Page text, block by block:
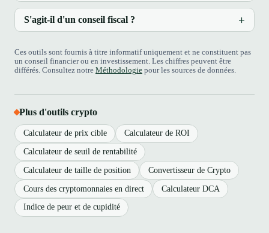
S'agit-il d'un conseil fiscal ?
Ces outils sont fournis à titre informatif uniquement et ne constituent pas
un conseil financier ou en investissement. Les chiffres peuvent être
différés. Consultez notre Méthodologie pour les sources de données.
Plus d'outils crypto
Calculateur de prix cible Calculateur de ROI
Calculateur de seuil de rentabilité
Calculateur de taille de position Convertisseur de Crypto
Cours des cryptomonnaies en direct Calculateur DCA
Indice de peur et de cupidité